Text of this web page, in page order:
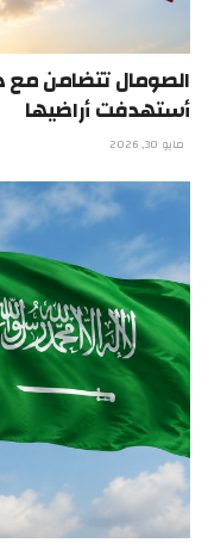
الصومال تتضامن مع
أستهدفت أراضيها
مايو 30, 2026